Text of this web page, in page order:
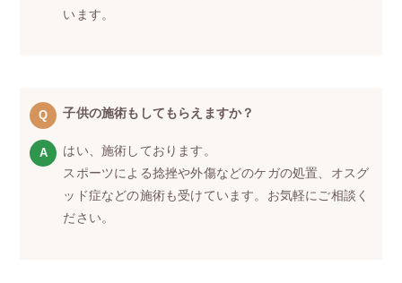
います。
子供の施術もしてもらえますか？
はい、施術しております。
スポーツによる捻挫や外傷などのケガの処置、オスグ
ッド症などの施術も受けています。お気軽にご相談く
ださい。